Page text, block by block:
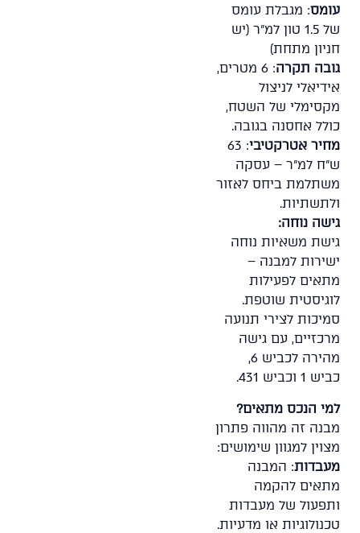
עומס: מגבלת עומס
של 1.5 טון למ"ר (יש
חניון מתחת)
גובה תקרה
: 6 מטרים,
אידיאלי לניצול
מקסימלי של השטח,
כולל אחסנה בגובה.
מחיר אטרקטיבי : 63
ש"ח למ"ר – עסקה
משתלמת ביחס לאזור
ולתשתיות.
גישה נוחה:
גישת משאיות נוחה
ישירות למבנה –
מתאים לפעילות
לוגיסטית שוטפת.
סמיכות לצירי תנועה
מרכזיים, עם גישה
מהירה לכביש 6,
כביש 1 וכביש 431.
למי הנכס מתאים?
מבנה זה מהווה פתרון
מצוין למגוון שימושים:
מעבדות: המבנה
מתאים להקמה
ותפעול של מעבדות
טכנולוגיות או מדעיות.